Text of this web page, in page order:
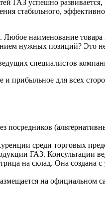
успешно развивается,
стабильного,
наименование
нужных позиций? Это
специалистов
и прибыльное для всех
посредников
среди торговых
ГАЗ. Консультации
на склад. Она создана
на официальном